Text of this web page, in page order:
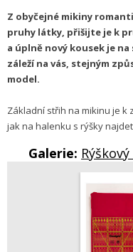
Z obyčejné mikiny
pruhy látky, přišijte je k
a úplně nový kousek je na
záleží na vás, stejným
model.
Základní střih na mikinu je k
jak na halenku s rýšky
Galerie: